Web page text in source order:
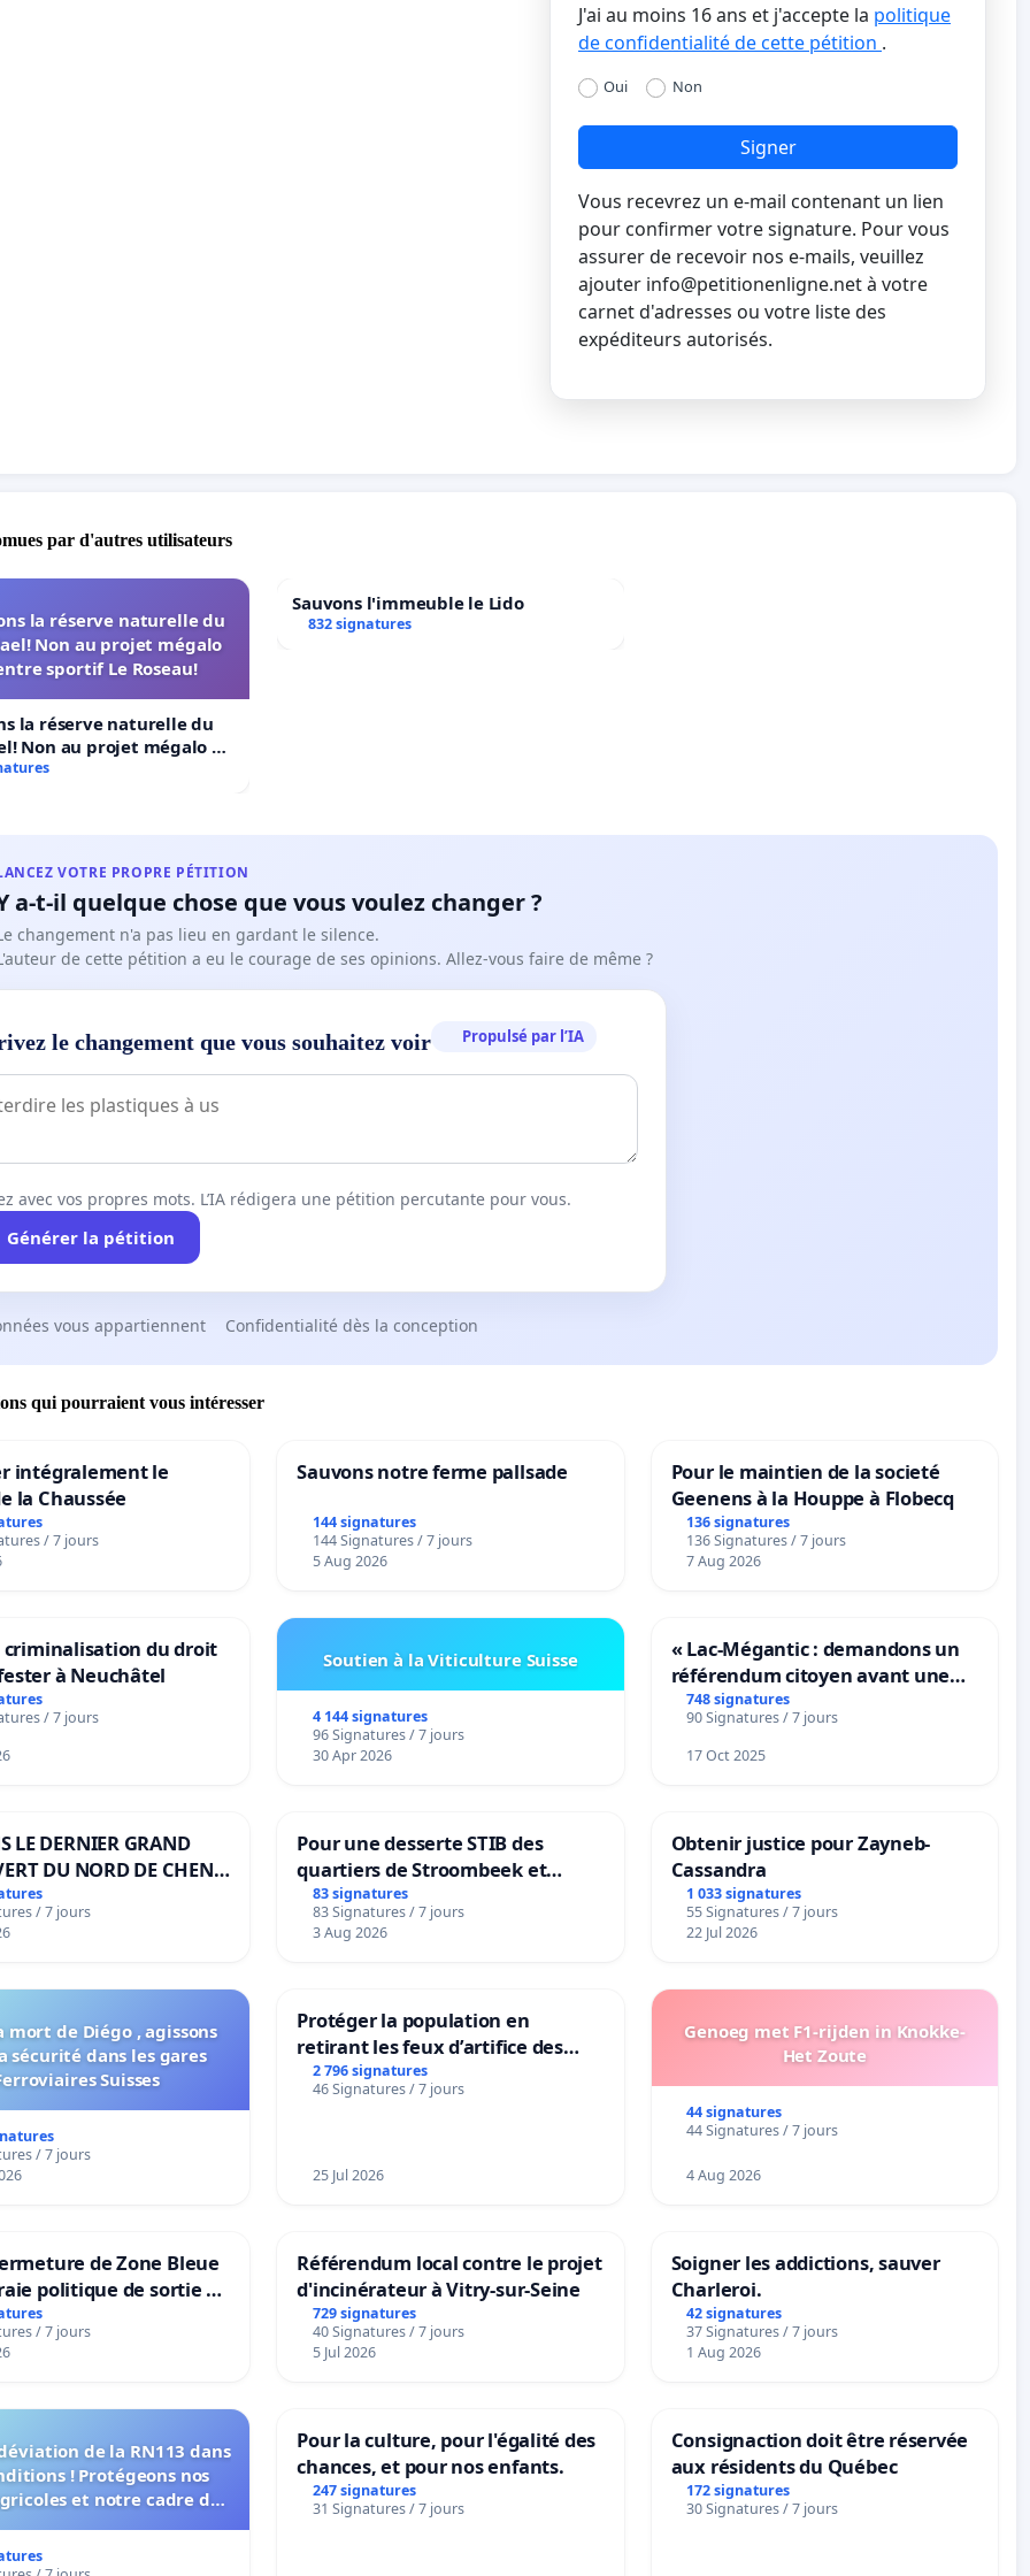
J'ai au moins 16 ans et j'accepte la politique
de confidentialité de cette pétition .
Oui Non
Signer
Vous recevrez un e-mail contenant un lien
pour confirmer votre signature. Pour vous
assurer de recevoir nos e-mails, veuillez
ajouter info@petitionenligne.netà votre
carnet d'adresses ou votre liste des
expéditeurs autorisés.
par d'autres utilisateurs
la réserve naturelle du
Non au projet mégalo
sportif Le Roseau!
la réserve naturelle du
Non au projet mégalo du
Le Roseau!
Sauvons l'immeuble le Lido
832 signatures
VOTRE PROPRE PÉTITION
a-t-il quelque chose que vous voulez changer ?
changement n'a pas lieu en gardant le silence.
de cette pétition a eu le courage de ses opinions. Allez-vous faire de même ?
le changement que vous souhaitez voir Propulsé par l’IA
avec vos propres mots. L’IA rédigera une pétition percutante pour vous.
Générer la pétition
vous appartiennent Confidentialité dès la conception
qui pourraient vous intéresser
intégralement le
la Chaussée
/ 7 jours
Sauvons notre ferme pallsade
144 signatures
144 Signatures / 7 jours
5 Aug 2026
Pour le maintien de la societé
Geenens à la Houppe à Flobecq
136 signatures
136 Signatures / 7 jours
7 Aug 2026
criminalisation du droit
à Neuchâtel
/ 7 jours
Soutien à la Viticulture Suisse
4 144 signatures
96 Signatures / 7 jours
30 Apr 2026
« Lac-Mégantic : demandons un
référendum citoyen avant une
transformation irréversible de
notre territoire »
748 signatures
90 Signatures / 7 jours
17 Oct 2025
LE DERNIER GRAND
DU NORD DE CHENE-
/ 7 jours
Pour une desserte STIB des
quartiers de Stroombeek et
Beauval - Voor een MIVB-
bediening van de wijken
Strombeek en Het Voor
83 signatures
83 Signatures / 7 jours
3 Aug 2026
Obtenir justice pour Zayneb-
Cassandra
1 033 signatures
55 Signatures / 7 jours
22 Jul 2026
mort de Diégo , agissons
sécurité dans les gares
Suisses
/ 7 jours
Protéger la population en
retirant les feux d’artifice des
rayons
2 796 signatures
46 Signatures / 7 jours
25 Jul 2026
Genoeg met F1-rijden in Knokke-
Het Zoute
44 signatures
44 Signatures / 7 jours
4 Aug 2026
de Zone Bleue
politique de sortie de
/ 7 jours
Référendum local contre le projet
d'incinérateur à Vitry-sur-Seine
729 signatures
40 Signatures / 7 jours
5 Jul 2026
Soigner les addictions, sauver
Charleroi.
42 signatures
37 Signatures / 7 jours
1 Aug 2026
de la RN113 dans
! Protégeons nos
et notre cadre de
Pour la culture, pour l'égalité des
chances, et pour nos enfants.
247 signatures
31 Signatures / 7 jours
Consignaction doit être réservée
aux résidents du Québec
172 signatures
30 Signatures / 7 jours